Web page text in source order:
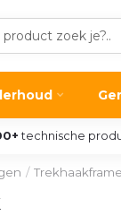
technische
/ Trekhaakframe